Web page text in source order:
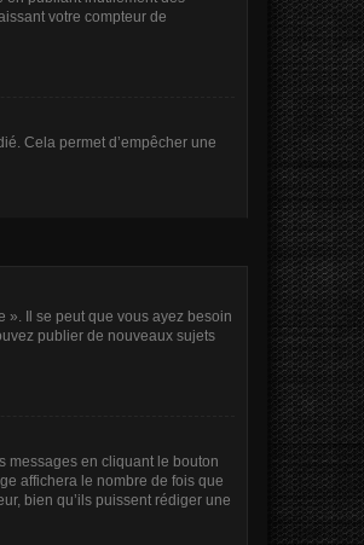
votre compteur de
Cela permet d’empêcher une
Il se peut que vous ayez besoin
publier de nouveaux sujets
messages en cliquant le bouton
affichera le nombre de fois que
bien qu’ils puissent rédiger une